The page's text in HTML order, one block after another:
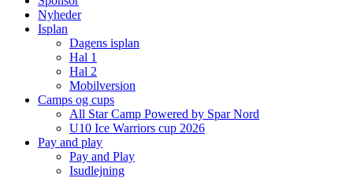
Nyheder
Isplan
Dagens isplan
Hal 1
Hal 2
Mobilversion
Camps og cups
All Star Camp Powered by Spar Nord
U10 Ice Warriors cup 2026
Pay and play
Pay and Play
Isudlejning